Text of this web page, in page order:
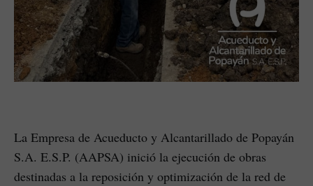
La Empresa de Acueducto y Alcantarillado de Popayán
S.A. E.S.P. (AAPSA) inició la ejecución de obras
destinadas a la reposición y optimización de la red de